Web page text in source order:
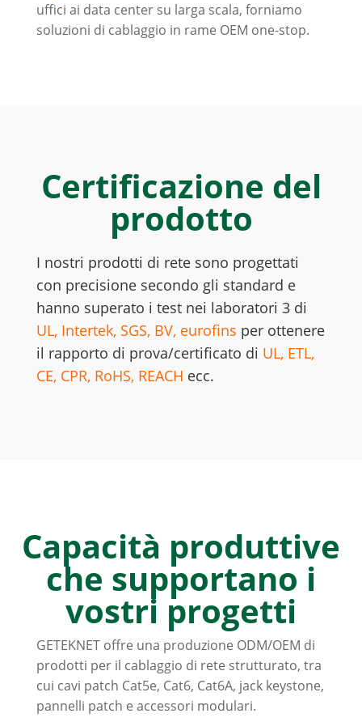
uffici ai data center su larga scala, forniamo
soluzioni di cablaggio in rame OEM one-stop.
Certificazione del
prodotto
I nostri prodotti di rete sono progettati
con precisione secondo gli standard e
hanno superato i test nei laboratori 3 di
UL, Intertek, SGS, BV, eurofins per ottenere
il rapporto di prova/certificato di UL, ETL,
CE, CPR, RoHS, REACH ecc.
Capacità produttive
che supportano i
vostri progetti
GETEKNET offre una produzione ODM/OEM di
prodotti per il cablaggio di rete strutturato, tra
cui cavi patch Cat5e, Cat6, Cat6A, jack keystone,
pannelli patch e accessori modulari.